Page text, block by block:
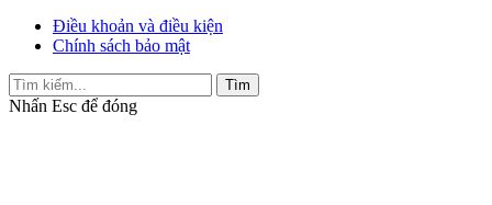
Điều khoản và điều kiện
Chính sách bảo mật
Tìm
Nhấn Esc để đóng